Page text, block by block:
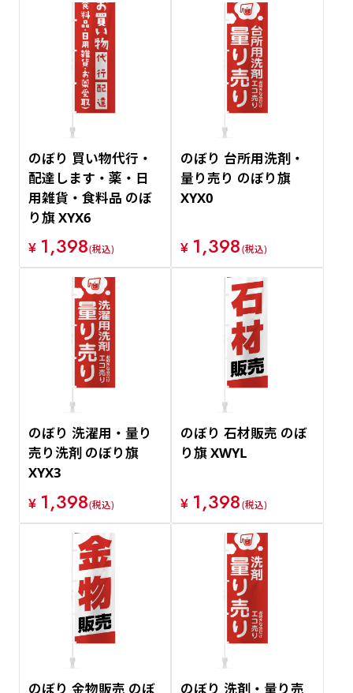
のぼり 買い物代行・
配達します・薬・日
用雑貨・食料品 のぼ
り旗 XYX6
¥ 1,398(税込)
のぼり 台所用洗剤・
量り売り のぼり旗
XYX0
¥ 1,398(税込)
のぼり 洗濯用・量り
売り洗剤 のぼり旗
XYX3
¥ 1,398(税込)
のぼり 石材販売 のぼ
り旗 XWYL
¥ 1,398(税込)
のぼり 金物販売 のぼ のぼり 洗剤・量り売